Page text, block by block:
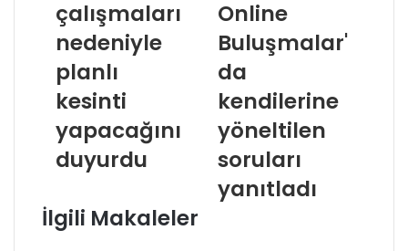
çalışmaları
nedeniyle
planlı
kesinti
yapacağını
duyurdu
Online
Buluşmalar'
da
kendilerine
yöneltilen
soruları
yanıtladı
İlgili Makaleler